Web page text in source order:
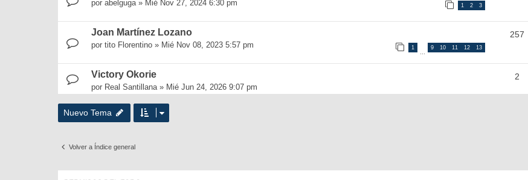
por abelguga» Mié Nov 27, 2024 6:30 pm 1 2 3
Joan Martínez Lozano
por tito Florentino » Mié Nov 08, 2023 5:57 pm 1
…
9 10 11 12 13
257
Victory Okorie
por Real Santillana» Mié Jun 24, 2026 9:07 pm
2
Nuevo Tema
Volver a Índice general